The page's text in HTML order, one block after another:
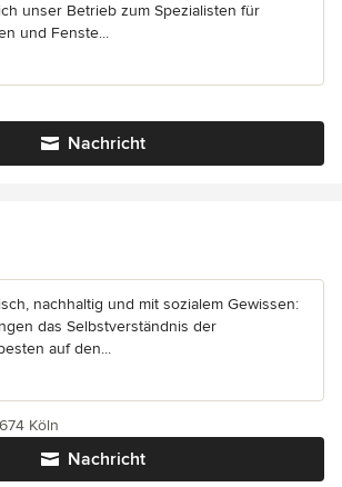
unser Betrieb zum Spezialisten für
und Fenste...
Nachricht
nachhaltig und mit sozialem Gewissen:
das Selbstverständnis der
auf den...
Nachricht
Köln